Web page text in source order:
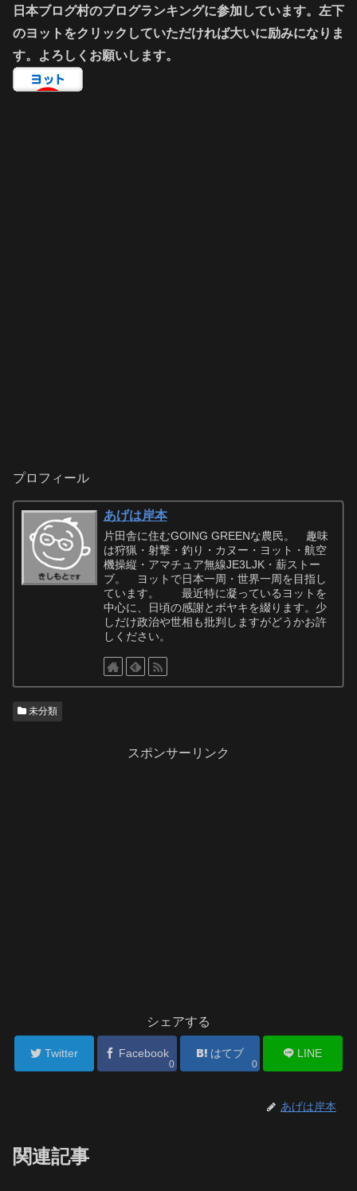
日本ブログ村のブログランキングに参加しています。左下
のヨットをクリックしていただければ大いに励みになりま
す。よろしくお願いします。
プロフィール
あげは岸本
片田舎に住むGOING GREENな農民。 趣味
は狩猟・射撃・釣り・カヌー・ヨット・航空
機操縦・アマチュア無線JE3LJK・薪ストー
ブ。 ヨットで日本一周・世界一周を目指し
ています。 最近特に凝っているヨットを
中心に、日頃の感謝とボヤキを綴ります。少
しだけ政治や世相も批判しますがどうかお許
しください。
未分類
スポンサーリンク
シェアする
Twitter Facebook
0
はてブ
0
LINE
あげは岸本
関連記事